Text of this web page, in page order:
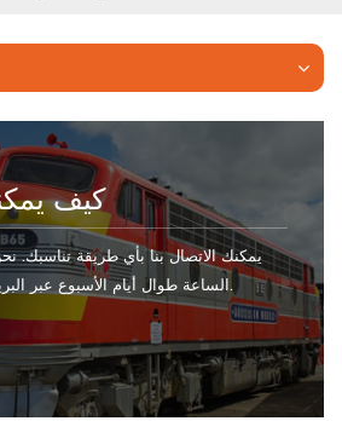
كيف
يمكنك الاتصال بنا بأي طريقة تناسبك.
الساعة طوال أيام الأسبوع عبر البريد الإلكتروني أو الهاتف.